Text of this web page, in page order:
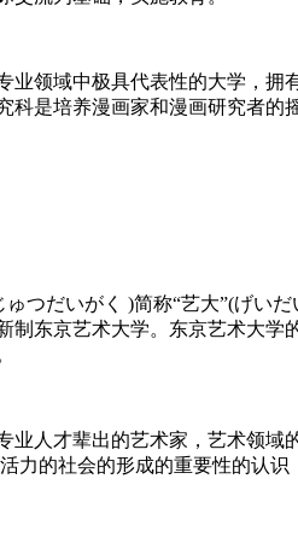
领域中极具代表性的大学，
是培养漫画家和漫画研究者
つだいがく )简称“艺大”(げ
东京艺术大学。东京艺术大
人才辈出的艺术家，艺术领
的社会的形成的重要性的认